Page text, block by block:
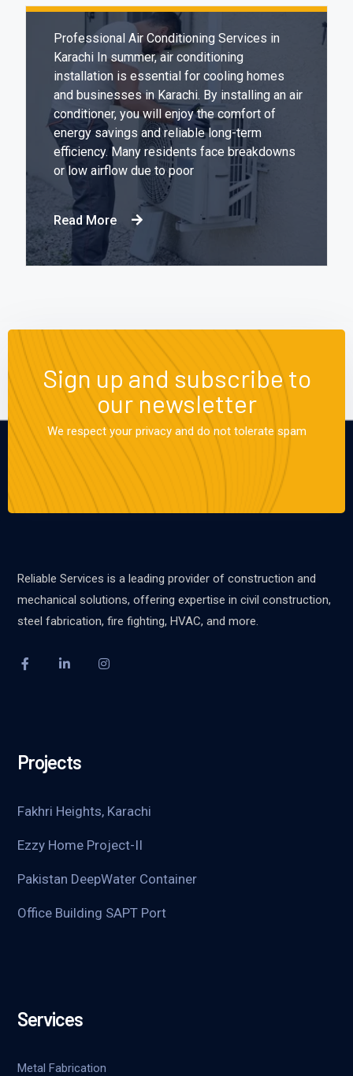
Professional Air Conditioning Services in
Karachi In summer, air conditioning
installation is essential for cooling homes
and businesses in Karachi. By installing an air
conditioner, you will enjoy the comfort of
energy savings and reliable long-term
efficiency. Many residents face breakdowns
or low airflow due to poor
Read More
Sign up and subscribe to
our newsletter
We respect your privacy and do not tolerate spam
Reliable Services is a leading provider of construction and
mechanical solutions, offering expertise in civil construction,
steel fabrication, fire fighting, HVAC, and more.
Projects
Fakhri Heights, Karachi
Ezzy Home Project-II
Pakistan DeepWater Container
Office Building SAPT Port
Services
Metal Fabrication